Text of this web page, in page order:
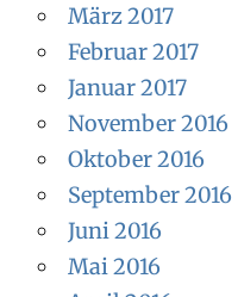
März 2017
Februar 2017
Januar 2017
November 2016
Oktober 2016
September 2016
Juni 2016
Mai 2016